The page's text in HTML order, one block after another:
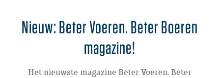
Nieuw: Beter Voeren. Beter Boeren
magazine!
Het nieuwste magazine Beter Voeren. Beter